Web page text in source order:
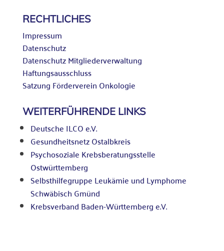
RECHTLICHES
Impressum
Datenschutz
Datenschutz Mitgliederverwaltung
Haftungsausschluss
Satzung Förderverein Onkologie
WEITERFÜHRENDE LINKS
Deutsche ILCO e.V.
Gesundheitsnetz Ostalbkreis
Psychosoziale Krebsberatungsstelle
Ostwürttemberg
Selbsthilfegruppe Leukämie und Lymphome
Schwäbisch Gmünd
Krebsverband Baden-Württemberg e.V.